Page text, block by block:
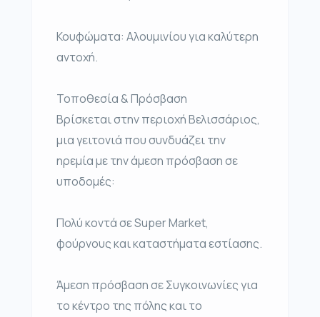
Κουφώματα: Αλουμινίου για καλύτερη
αντοχή.
Τοποθεσία & Πρόσβαση
Βρίσκεται στην περιοχή Βελισσάριος,
μια γειτονιά που συνδυάζει την
ηρεμία με την άμεση πρόσβαση σε
υποδομές:
Πολύ κοντά σε Super Market,
φούρνους και καταστήματα εστίασης.
Άμεση πρόσβαση σε Συγκοινωνίες για
το κέντρο της πόλης και το